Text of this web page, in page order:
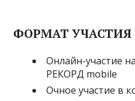
ФОРМАТ УЧАСТИЯ
Онлайн-участие
РЕКОРД mobile
Очное участие в